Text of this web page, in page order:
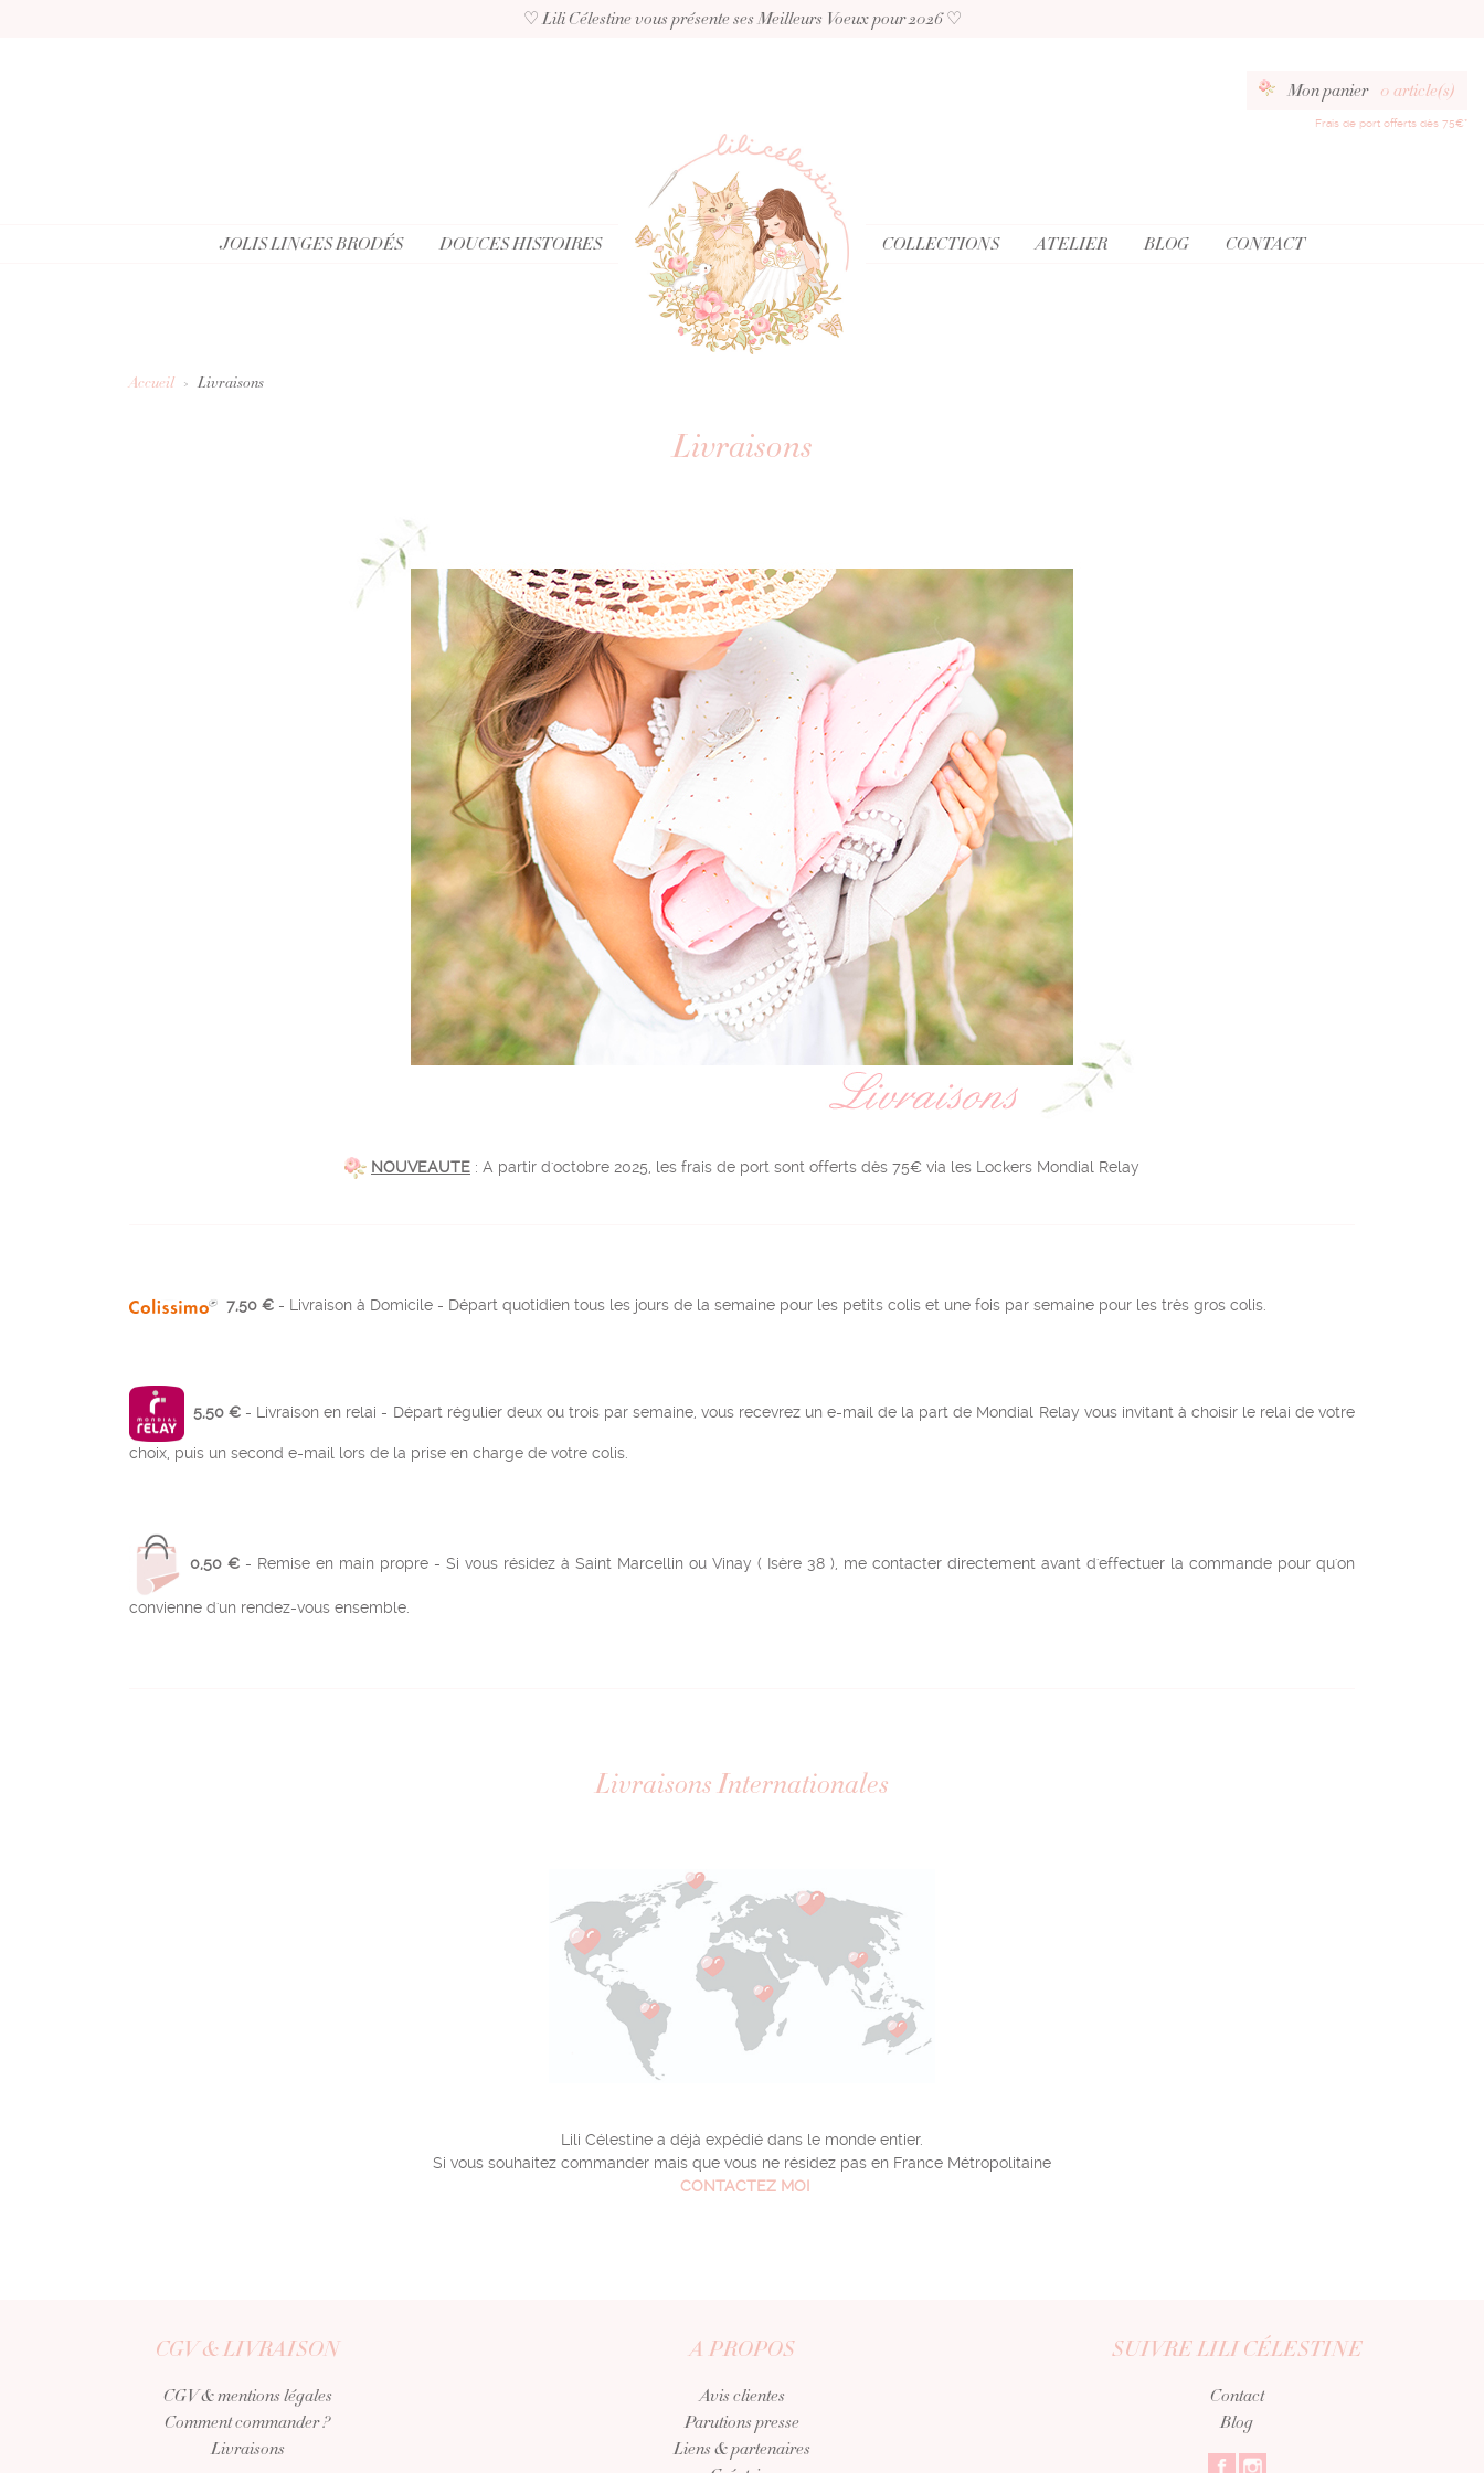
♡ Lili Célestine vous présente ses Meilleurs Voeux pour 2026 ♡
JOLIS LINGES BRODÉS DOUCES HISTOIRES COLLECTIONS ATELIER BLOG CONTACT
Mon panier 0article(s)
Frais de port offerts dès 75€*
Accueil Livraisons
Livraisons
NOUVEAUTE : A partir d'octobre 2025, les frais de port sont offerts dès 75€ via les Lockers Mondial Relay
7,50 € - Livraison à Domicile - Départ quotidien tous les jours de la semaine pour les petits colis et une fois par semaine pour les très gros colis.
5,50 € - Livraison en relai - Départ régulier deux ou trois par semaine, vous recevrez un e-mail de la part de Mondial Relay vous invitant à choisir le relai de votre
choix, puis un second e-mail lors de la prise en charge de votre colis.
0,50 € - Remise en main propre - Si vous résidez à Saint Marcellin ou Vinay ( Isère 38 ), me contacter directement avant d'effectuer la commande pour qu'on
convienne d'un rendez-vous ensemble.
Livraisons Internationales
Lili Célestine a déjà expédié dans le monde entier.
Si vous souhaitez commander mais que vous ne résidez pas en France Métropolitaine
CONTACTEZ MOI
CGV & LIVRAISON
CGV & mentions légales
Comment commander ?
Livraisons
A PROPOS
Avis clientes
Parutions presse
Liens & partenaires
SUIVRE LILI CÉLESTINE
Contact
Blog